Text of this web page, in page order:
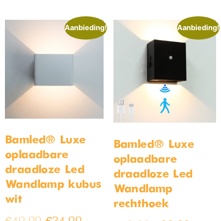
Resultaat 17–32 van de 122 resultaten wordt
Aanbieding!
Bamled 1-Fase
Aanbieding!
Bamled 1-Fase